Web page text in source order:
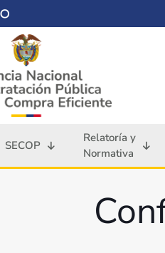
SECOP
Relatoría y
Normativa